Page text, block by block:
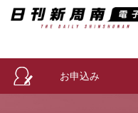
お申込み